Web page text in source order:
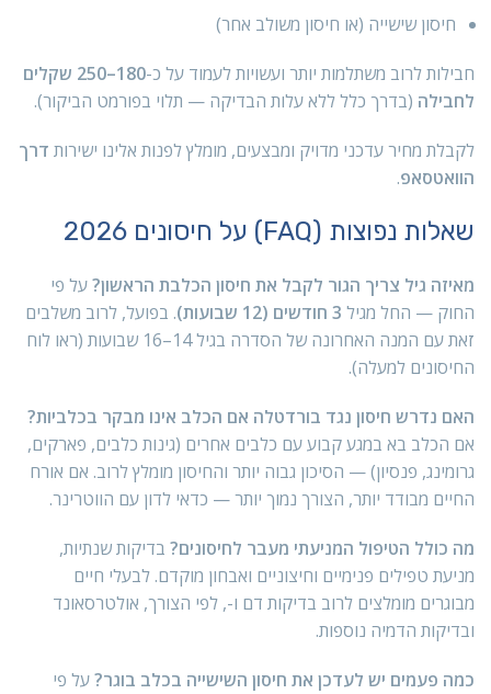
חיסון שישייה (או חיסון משולב אחר)
חבילות לרוב משתלמות יותר ועשויות לעמוד על כ-
180–250 שקלים
לחבילה (בדרך כלל ללא עלות הבדיקה — תלוי בפורמט הביקור).
לקבלת מחיר עדכני מדויק ומבצעים, מומלץ לפנות אלינו ישירות דרך
הוואטסאפ.
שאלות נפוצות (FAQ) על חיסונים 2026
מאיזה גיל צריך הגור לקבל את חיסון הכלבת הראשון?על פי
החוק — החל מגיל 3 חודשים (12 שבועות)
. בפועל, לרוב משלבים
זאת עם המנה האחרונה של הסדרה בגיל 14–16 שבועות (ראו לוח
החיסונים למעלה).
האם נדרש חיסון נגד בורדטלה אם הכלב אינו מבקר בכלביות?
אם הכלב בא במגע קבוע עם כלבים אחרים (גינות כלבים, פארקים,
גרומינג, פנסיון) — הסיכון גבוה יותר והחיסון מומלץ לרוב. אם אורח
החיים מבודד יותר, הצורך נמוך יותר — כדאי לדון עם הווטרינר.
מה כולל הטיפול המניעתי מעבר לחיסונים? בדיקות שנתיות,
מניעת טפילים פנימיים וחיצוניים ואבחון מוקדם. לבעלי חיים
מבוגרים מומלצים לרוב בדיקות דם ו-, לפי הצורך, אולטרסאונד
ובדיקות הדמיה נוספות.
כמה פעמים יש לעדכן את חיסון השישייה בכלב בוגר?על פי